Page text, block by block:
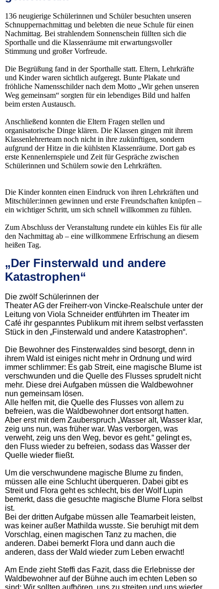
136 neugierige Schülerinnen und Schüler besuchten unseren
Schnuppernachmittag und belebten die neue Schule für einen
Nachmittag. Bei strahlendem Sonnenschein füllten sich die
Sporthalle und die Klassenräume mit erwartungsvoller
Stimmung und großer Vorfreude.
Die Begrüßung fand in der Sporthalle statt. Eltern, Lehrkräfte
und Kinder waren sichtlich aufgeregt. Bunte Plakate und
fröhliche Namensschilder nach dem Motto „Wir gehen unseren
Weg gemeinsam“ sorgten für ein lebendiges Bild und halfen
beim ersten Austausch.
Anschließend konnten die Eltern Fragen stellen und
organisatorische Dinge klären. Die Klassen gingen mit ihrem
Klassenlehrerteam noch nicht in ihre zukünftigen, sondern
aufgrund der Hitze in die kühlsten Klassenräume. Dort gab es
erste Kennenlernspiele und Zeit für Gespräche zwischen
Schülerinnen und Schülern sowie den Lehrkräften.
Die Kinder konnten einen Eindruck von ihren Lehrkräften und
Mitschüler:innen gewinnen und erste Freundschaften knüpfen –
ein wichtiger Schritt, um sich schnell willkommen zu fühlen.
Zum Abschluss der Veranstaltung rundete ein kühles Eis für alle
den Nachmittag ab – eine willkommene Erfrischung an diesem
heißen Tag.
„Der Finsterwald und andere
Katastrophen“
Die zwölf Schülerinnen der
Theater AG der Freiherr-von Vincke-Realschule unter der
Leitung von Viola Schneider entführten im Theater im
Café ihr gespanntes Publikum mit ihrem selbst verfassten
Stück in den „Finsterwald und andere Katastrophen“.
Die Bewohner des Finsterwaldes sind besorgt, denn in
ihrem Wald ist einiges nicht mehr in Ordnung und wird
immer schlimmer: Es gab Streit, eine magische Blume ist
verschwunden und die Quelle des Flusses sprudelt nicht
mehr. Diese drei Aufgaben müssen die Waldbewohner
nun gemeinsam lösen.
Alle helfen mit, die Quelle des Flusses von allem zu
befreien, was die Waldbewohner dort entsorgt hatten.
Aber erst mit dem Zauberspruch „Wasser alt, Wasser klar,
zeig uns nun, was früher war. Was verborgen, was
verweht, zeig uns den Weg, bevor es geht.“ gelingt es,
den Fluss wieder zu befreien, sodass das Wasser der
Quelle wieder fließt.
Um die verschwundene magische Blume zu finden,
müssen alle eine Schlucht überqueren. Dabei gibt es
Streit und Flora geht es schlecht, bis der Wolf Lupin
bemerkt, dass die gesuchte magische Blume Flora selbst
ist.
Bei der dritten Aufgabe müssen alle Teamarbeit leisten,
was keiner außer Mathilda wusste. Sie beruhigt mit dem
Vorschlag, einen magischen Tanz zu machen, die
anderen. Dabei bemerkt Flora und dann auch die
anderen, dass der Wald wieder zum Leben erwacht!
Am Ende zieht Steffi das Fazit, dass die Erlebnisse der
Waldbewohner auf der Bühne auch im echten Leben so
sind: Wir sollten aufhören, uns zu streiten und uns wieder